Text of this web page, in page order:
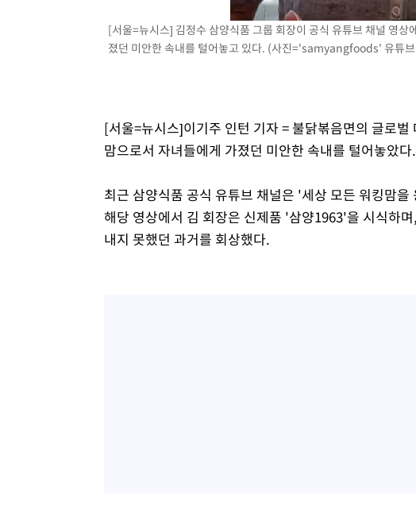
[서울=뉴시스] 김정수 삼양식품 그룹 회장이 공식 유튜브 채널 영
졌던 미안한 속내를 털어놓고 있다. (사진='samyangfoods' 유튜
[서울=뉴시스]이기주 인턴 기자 = 불닭볶음면의 글로
맘으로서 자녀들에게 가졌던 미안한 속내를 털어놓았다.
최근 삼양식품 공식 유튜브 채널은 '세상 모든 워킹맘
해당 영상에서 김 회장은 신제품 '삼양1963'을 시식하
내지 못했던 과거를 회상했다.